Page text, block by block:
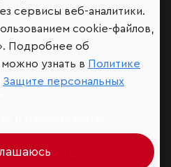
Telegram
сервисы веб-аналитики.
cookie-файлов,
Подробнее об
узнать в Политике
Защите персональных